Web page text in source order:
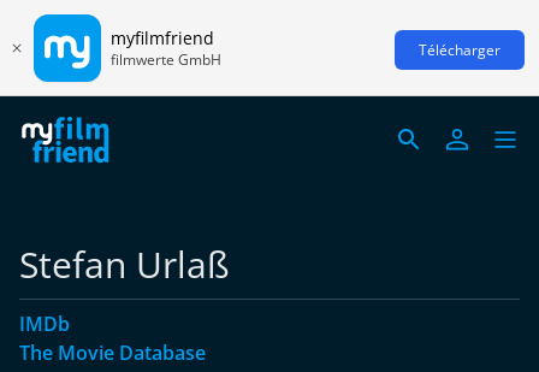
myfilmfriend
filmwerte GmbH Télécharger
Stefan Urlaß
IMDb
The Movie Database